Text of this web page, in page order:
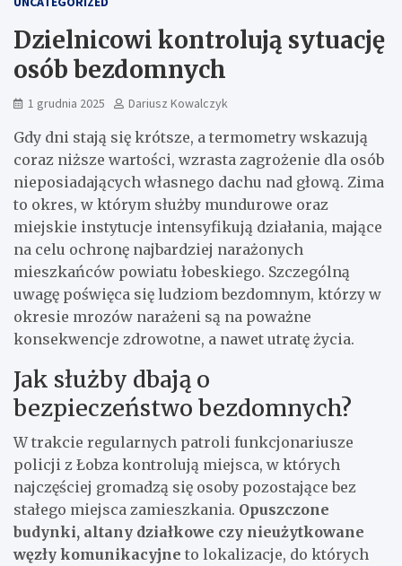
Dzielnicowi kontrolują sytuację
osób bezdomnych
1 grudnia 2025 Dariusz Kowalczyk
Gdy dni stają się krótsze, a termometry wskazują
coraz niższe wartości, wzrasta zagrożenie dla osób
nieposiadających własnego dachu nad głową. Zima
to okres, w którym służby mundurowe oraz
miejskie instytucje intensyfikują działania, mające
na celu ochronę najbardziej narażonych
mieszkańców powiatu łobeskiego. Szczególną
uwagę poświęca się ludziom bezdomnym, którzy w
okresie mrozów narażeni są na poważne
konsekwencje zdrowotne, a nawet utratę życia.
Jak służby dbają o
bezpieczeństwo bezdomnych?
W trakcie regularnych patroli funkcjonariusze
policji z Łobza kontrolują miejsca, w których
najczęściej gromadzą się osoby pozostające bez
stałego miejsca zamieszkania. Opuszczone
budynki, altany działkowe czy nieużytkowane
węzły komunikacyjne to lokalizacje, do których